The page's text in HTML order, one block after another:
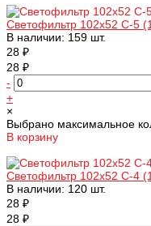
Светофильтр 102х52 С-5
В наличии: 159 шт.
28 ₽
28 ₽
-
+
×
Выбрано максимальное
В корзину
Светофильтр 102х52 С-4
В наличии: 120 шт.
28 ₽
28 ₽